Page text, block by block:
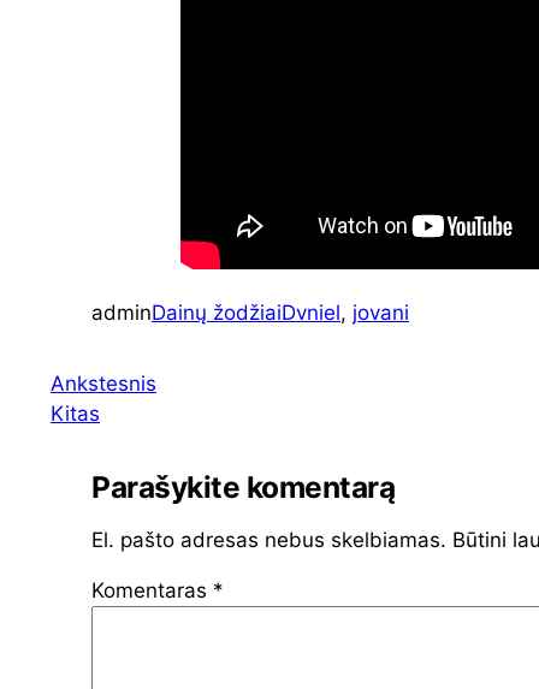
adminDainų žodžiaiDvniel, jovani
Ankstesnis
Kitas
Parašykite komentarą
El. pašto adresas nebus skelbiamas. Būtini
Komentaras *